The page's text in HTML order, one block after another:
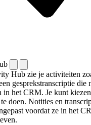
Hub zie je activiteiten
gespreks­transcriptie die
in het CRM. Je kunt
doen. Notities en
voordat ze in het